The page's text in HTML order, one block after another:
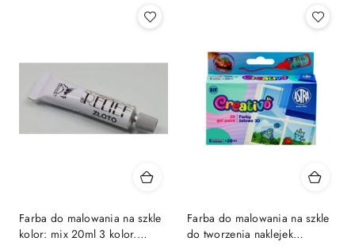
Farba do malowania na szkle
kolor: mix 20ml 3 kolor.
Farba do malowania na szkle
do tworzenia naklejek